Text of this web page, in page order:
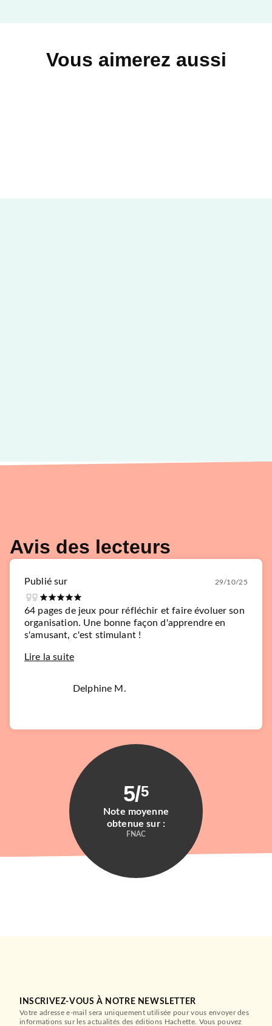
Vous aimerez aussi
Avis des lecteurs
Publié sur 29/10/25
64 pages de jeux pour réfléchir et faire évoluer son
organisation. Une bonne façon d'apprendre en
s'amusant, c'est stimulant !
Lire la suite
Delphine M.
5/5
Note moyenne
obtenue sur :
FNAC
INSCRIVEZ-VOUS À NOTRE NEWSLETTER
Votre adresse e-mail sera uniquement utilisée pour vous envoyer des
informations sur les actualités des éditions Hachette. Vous pouvez